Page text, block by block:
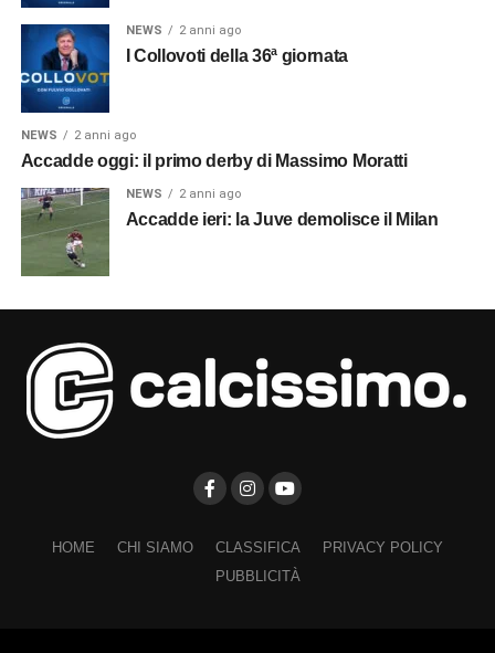
NEWS 2 anni ago
I Collovoti della 36ª giornata
NEWS 2 anni ago
Accadde oggi: il primo derby di Massimo Moratti
NEWS 2 anni ago
Accadde ieri: la Juve demolisce il Milan
HOME CHI SIAMO CLASSIFICA
PRIVACY POLICY
PUBBLICITÀ